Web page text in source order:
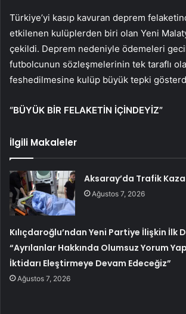
Türkiye’yi kasıp kavuran deprem
etkilenen kulüplerden biri olan Yeni
çekildi. Deprem nedeniyle ödemeleri
futbolcunun sözleşmelerinin tek taraflı
feshedilmesine kulüp büyük tepki
“BÜYÜK BİR FELAKETİN İÇİNDEYİZ”
İlgili Makaleler
Aksaray’da Trafik
Ağustos 7, 2026
Kılıçdaroğlu’ndan Yeni Partiye İlişkin İlk
“Ayrılanlar Hakkında Olumsuz Yorum
İktidarı Eleştirmeye Devam Edeceğiz”
Ağustos 7, 2026